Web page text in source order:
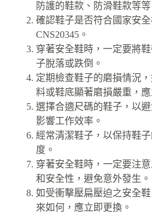
防護的鞋款、防滑鞋款等等
確認鞋子是否符合國家安
CNS20345。
穿著安全鞋時，一定要將
子脫落或跌倒。
定期檢查鞋子的磨損情況
料或鞋底顯著磨損嚴重，應
選擇合適尺碼的鞋子，以
影響工作效率。
經常清潔鞋子，以保持鞋
度。
穿著安全鞋時，一定要注
和安全性，避免意外發生。
如受衝擊壓扁壓迫之安全
來如何，應立即更換。